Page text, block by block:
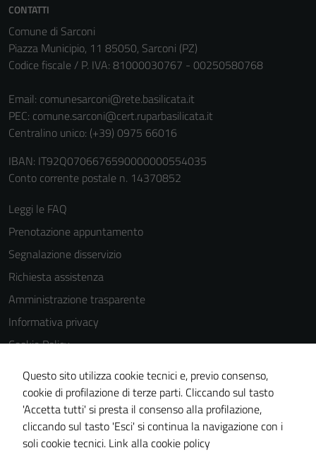
CONTATTI
Comune di Sarconi
Piazza Municipio, 11 85050, Sarconi (PZ)
Codice fiscale / P. IVA: 81000030767 - 00250580768
Email: comunesarconi@rete.basilicata.it
PEC: comune.sarconi@cert.ruparbasilicata.it
Centralino unico: (+39) 0975 66016
IBAN: IT92Q0706676590000000554035
Conto corrente postale n. 14370852
Leggi le FAQ
Prenotazione appuntamento
Segnalazione disservizio
Richiesta assistenza
Amministrazione trasparente
Informativa privacy
Cookie Policy
Note legali
Dichiarazione di accessibilità
Piano di miglioramento del sito
Statistiche sito web
Questo sito utilizza cookie tecnici e, previo consenso,
cookie di profilazione di terze parti. Cliccando sul tasto
'Accetta tutti' si presta il consenso alla profilazione,
cliccando sul tasto 'Esci' si continua la navigazione con i
soli cookie tecnici. Link alla cookie policy